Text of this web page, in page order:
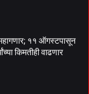
११ ऑगस्टपासून
किमतीही वाढणार